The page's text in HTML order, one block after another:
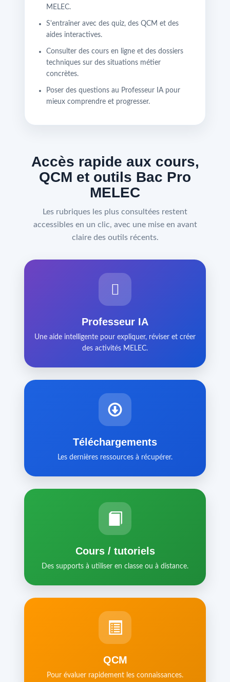
MELEC.
S'entraîner avec des quiz, des QCM et des
aides interactives.
Consulter des cours en ligne et des dossiers
techniques sur des situations métier
concrètes.
Poser des questions au Professeur IA pour
mieux comprendre et progresser.
Accès rapide aux cours,
QCM et outils Bac Pro
MELEC
Les rubriques les plus consultées restent
accessibles en un clic, avec une mise en avant
claire des outils récents.
Professeur IA
Une aide intelligente pour expliquer, réviser et créer
des activités MELEC.
Téléchargements
Les dernières ressources à récupérer.
Cours / tutoriels
Des supports à utiliser en classe ou à distance.
QCM
Pour évaluer rapidement les connaissances.